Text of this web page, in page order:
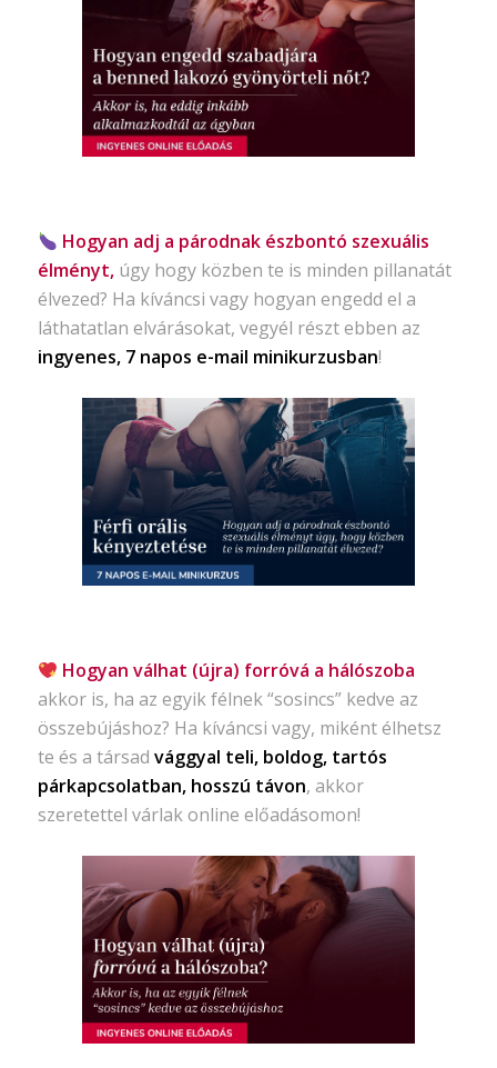
Hogyan adj a párodnak észbontó szexuális
élményt, úgy hogy közben te is minden pillanatát
élvezed? Ha kíváncsi vagy hogyan engedd el a
láthatatlan elvárásokat, vegyél részt ebben az
ingyenes, 7 napos e-mail minikurzusban!
Hogyan válhat (újra) forróvá a hálószoba
akkor is, ha az egyik félnek “sosincs” kedve az
összebújáshoz? Ha kíváncsi vagy, miként élhetsz
te és a társad vággyal teli, boldog, tartós
párkapcsolatban, hosszú távon, akkor
szeretettel várlak online előadásomon!